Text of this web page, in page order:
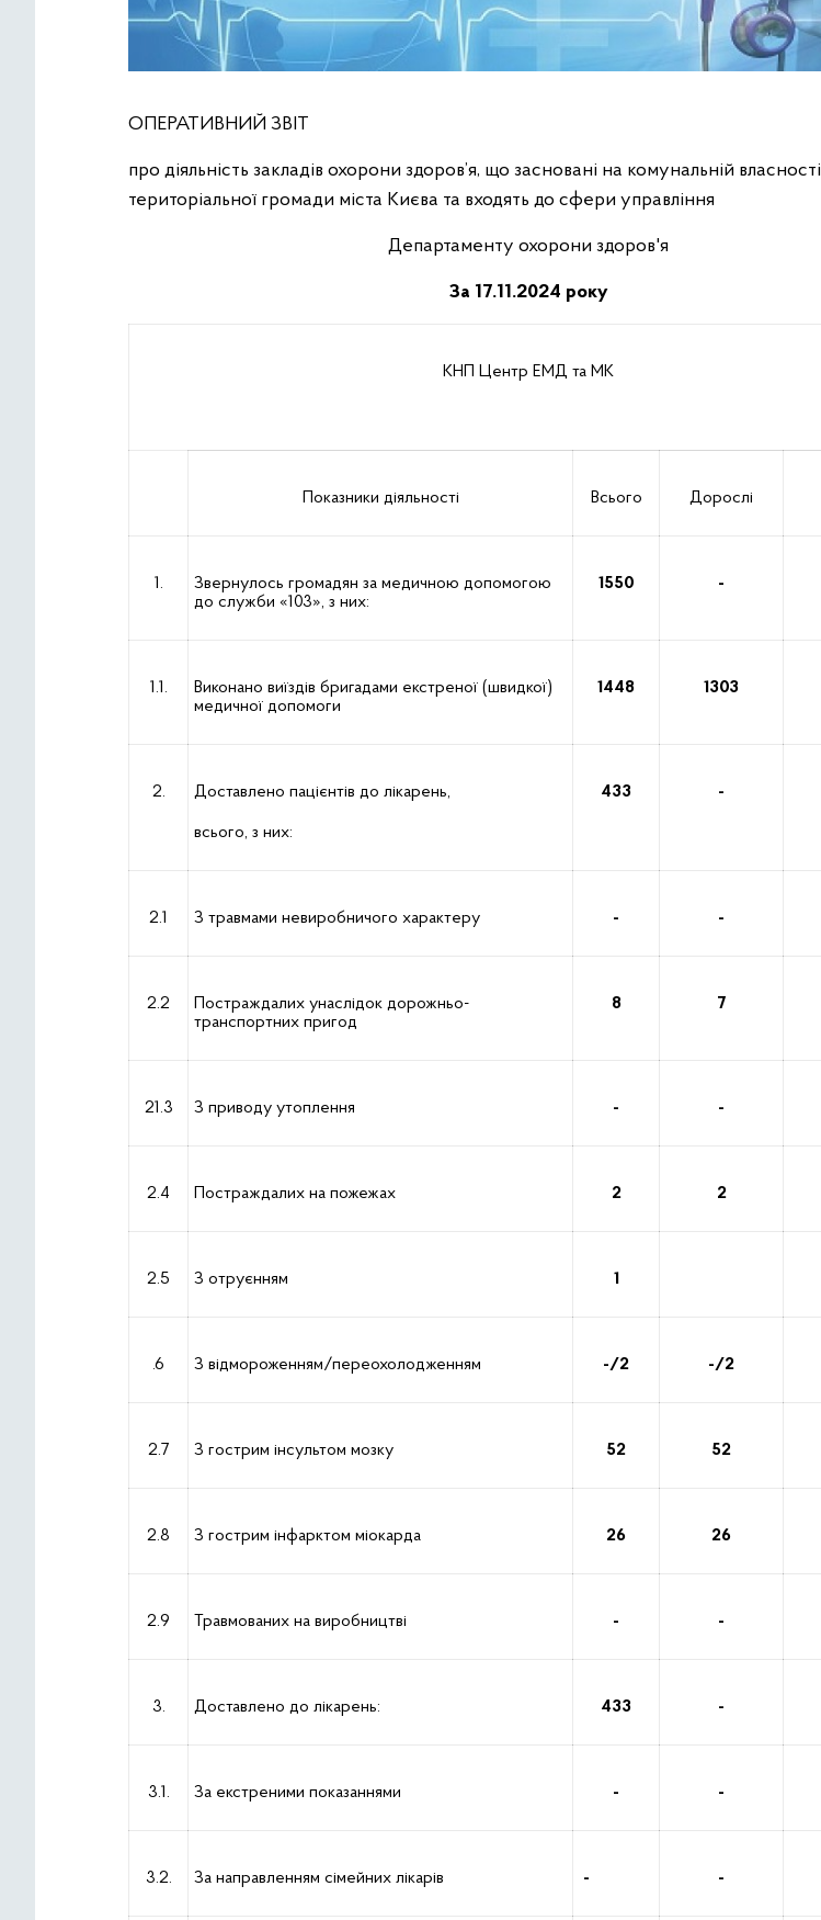
ОПЕРАТИВНИЙ ЗВІТ
про діяльність закладів охорони здоров’я, що засновані на комунальній власності
територіальної громади міста Києва та входять до сфери управління
Департаменту охорони здоров'я
За 17.11.2024 року
КНП Центр ЕМД та МК
Показники діяльності Всього Дорослі
1.
Звернулось громадян за медичною допомогою
до служби «103», з них:
1550 -
1.1.
Виконано виїздів бригадами екстреної (швидкої)
медичної допомоги
1448 1303
2. Доставлено пацієнтів до лікарень,
всього, з них:
433 -
2.1 З травмами невиробничого характеру - -
2.2
Постраждалих унаслідок дорожньо-
транспортних пригод
8 7
21.3 З приводу утоплення - -
2.4 Постраждалих на пожежах 2 2
2.5 З отруєнням 1
.6 З відмороженням/переохолодженням -/2 -/2
2.7 З гострим інсультом мозку 52 52
2.8 З гострим інфарктом міокарда 26 26
2.9 Травмованих на виробництві - -
3. Доставлено до лікарень: 433 -
3.1. За екстреними показаннями - -
3.2. За направленням сімейних лікарів - -